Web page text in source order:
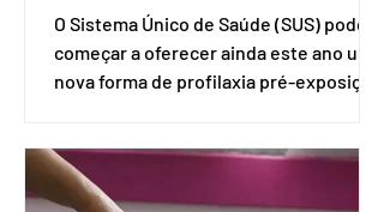
O Sistema Único de Saúde (SUS) pode
começar a oferecer ainda este ano uma
nova forma de profilaxia pré-exposição
medicamento carbotegravir, que
impede a replicação do vírus de forma